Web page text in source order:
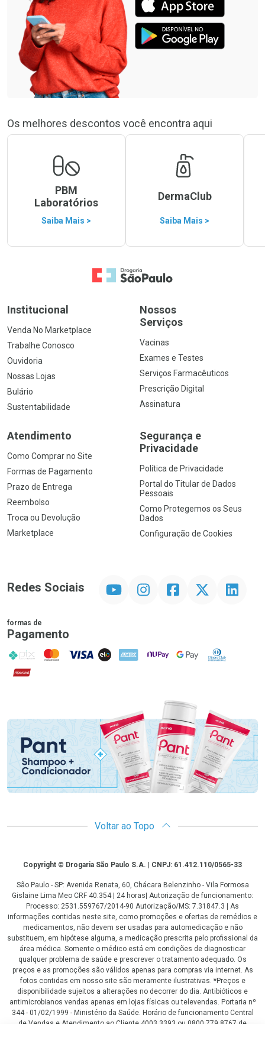
Os melhores descontos você encontra aqui
PBM
Laboratórios
Saiba Mais >
DermaClub
Saiba Mais >
Ir para a Home
Institucional
Venda No Marketplace
Trabalhe Conosco
Ouvidoria
Nossas Lojas
Bulário
Sustentabilidade
Nossos
Serviços
Vacinas
Exames e Testes
Serviços Farmacêuticos
Prescrição Digital
Assinatura
Atendimento
Como Comprar no Site
Formas de Pagamento
Prazo de Entrega
Reembolso
Troca ou Devolução
Marketplace
Segurança e
Privacidade
Política de Privacidade
Portal do Titular de Dados
Pessoais
Como Protegemos os Seus
Dados
Configuração de Cookies
Redes Sociais InstagramFacebookTwitter Linkedin
formas de
Pagamento
PIX MasterCard
VISA ELO AMEX NuPay Google PayDiners Club
Hipercard
Promoção em Destaque
Voltar ao Topo
CopyrightCopyright © Drogaria São Paulo S.A. | CNPJ: 61.412.110/0565-33
São Paulo - SP: Avenida Renata, 60, Chácara Belenzinho - Vila Formosa
Gislaine Lima Meo CRF 40.354 | 24 horas| Autorização de funcionamento:
Processo: 2531.559767/2014-90 Autorização/MS: 7.31847.3 | As
informações contidas neste site, como promoções e ofertas de remédios e
medicamentos, não devem ser usadas para automedicação e não
substituem, em hipótese alguma, a medicação prescrita pelo profissional da
área médica. Somente o médico está em condições de diagnosticar
qualquer problema de saúde e prescrever o tratamento adequado. Os
preços e as promoções são válidos apenas para compras via internet. As
fotos contidas em nosso site são meramente ilustrativas. *Preços e
disponibilidade sujeitos a alterações no decorrer do dia. Antibióticos e
antimicrobianos vendas apenas em lojas físicas ou televendas. Portaria nº
344 - 01/02/1999 - Ministério da Saúde. Horário de funcionamento Central
de Vendas e Atendimento ao Cliente 4003 3393 ou 0800 779 8767 de